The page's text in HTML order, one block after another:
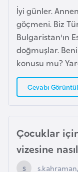
İyi günler.
göçmeni. Biz
Bulgaristan'ın
doğmuşlar.
konusu mu?
Cevabı
Çocuklar
vizesine
s.kahraman,
a
n
G
u
y
a
i